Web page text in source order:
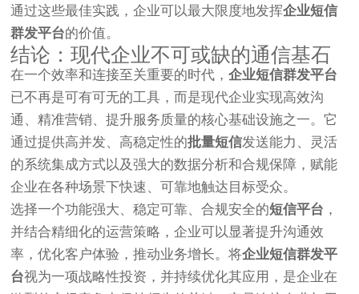
通过这些最佳实践，企业可以最大限度地发挥企业短信
群发平台的价值。
结论：现代企业不可或缺的通信基石
在一个效率和连接至关重要的时代，企业短信群发平台
已不再是可有可无的工具，而是现代企业实现高效沟
通、精准营销、提升服务质量的核心基础设施之一。它
通过提供高并发、高稳定性的批量短信发送能力、灵活
的系统集成方式以及强大的数据分析和合规保障，赋能
企业在各种场景下快速、可靠地触达目标受众。
选择一个功能强大、稳定可靠、合规安全的短信平台 ，
并结合精细化的运营策略，企业可以显著提升沟通效
率，优化客户体验，推动业务增长。将企业短信群发平
台视为一项战略性投资，并持续优化其应用，是企业在